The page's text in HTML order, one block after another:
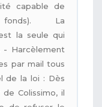
capable de
La
la seule qui
- Harcèlement
par mail tous
de la loi : Dès
Colissimo, il